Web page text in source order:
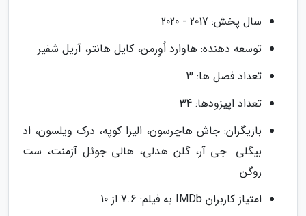
سال پخش: 2017 - 2020
توسعه دهنده: هاوارد اُوِرمن، کایل هانتر، آریل شفیر
تعداد فصل ها: 3
تعداد اپیزودها: 34
بازیگران: جاش هاچرسون، الیزا کوپه، درک ویلسون، اد
بیگلی. جی آر، گلن هدلی، هالی جوئل آزمنت، ست
روگن
امتیاز کاربران IMDb به فیلم: 7.6 از 10